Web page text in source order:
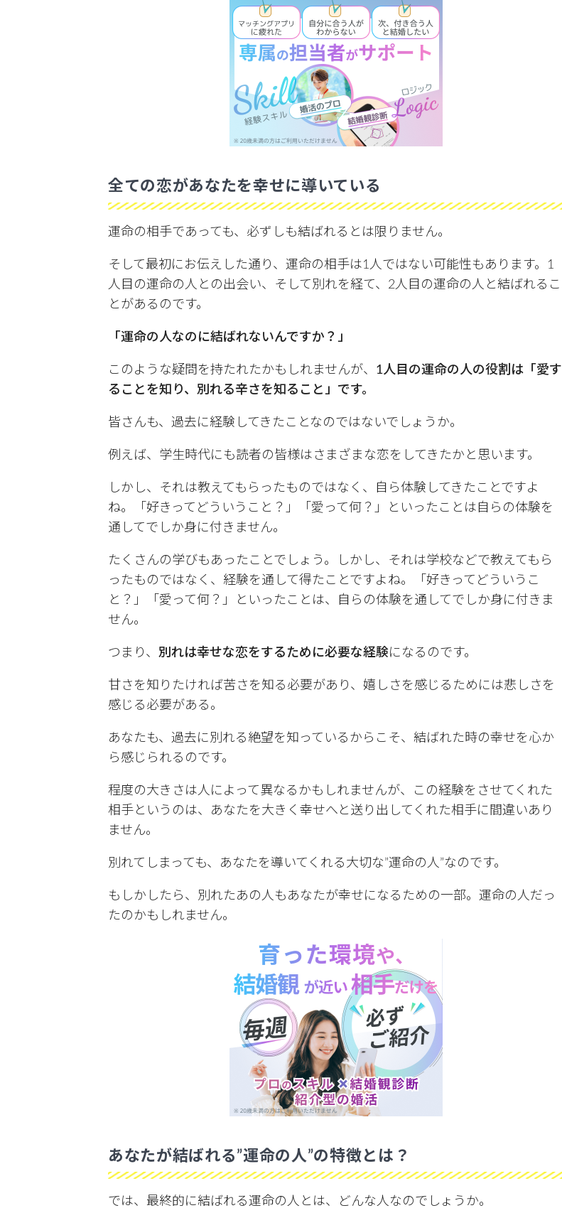
全ての恋があなたを幸せに導いている
運命の相手であっても、必ずしも結ばれるとは限りません。
そして最初にお伝えした通り、運命の相手は1人ではない可能性もあります。1
人目の運命の人との出会い、そして別れを経て、2人目の運命の人と結ばれるこ
とがあるのです。
「運命の人なのに結ばれないんですか？」
このような疑問を持たれたかもしれませんが、 1人目の運命の人の役割は「愛す
ることを知り、別れる辛さを知ること」です。
皆さんも、過去に経験してきたことなのではないでしょうか。
例えば、学生時代にも読者の皆様はさまざまな恋をしてきたかと思います。
しかし、それは教えてもらったものではなく、自ら体験してきたことですよ
ね。「好きってどういうこと？」「愛って何？」といったことは自らの体験を
通してでしか身に付きません。
たくさんの学びもあったことでしょう。しかし、それは学校などで教えてもら
ったものではなく、経験を通して得たことですよね。「好きってどういうこ
と？」「愛って何？」といったことは、自らの体験を通してでしか身に付きま
せん。
つまり、 別れは幸せな恋をするために必要な経験になるのです。
甘さを知りたければ苦さを知る必要があり、嬉しさを感じるためには悲しさを
感じる必要がある。
あなたも、過去に別れる絶望を知っているからこそ、結ばれた時の幸せを心か
ら感じられるのです。
程度の大きさは人によって異なるかもしれませんが、この経験をさせてくれた
相手というのは、あなたを大きく幸せへと送り出してくれた相手に間違いあり
ません。
別れてしまっても、あなたを導いてくれる大切な”運命の人”なのです。
もしかしたら、別れたあの人もあなたが幸せになるための一部。運命の人だっ
たのかもしれません。
あなたが結ばれる”運命の人”の特徴とは？
では、最終的に結ばれる運命の人とは、どんな人なのでしょうか。